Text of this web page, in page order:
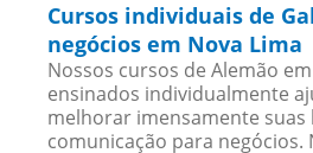
Cursos individuais de
negócios em Nova Lima
Nossos cursos de Alemão
ensinados individualmente
melhorar imensamente suas
comunicação para negócios.